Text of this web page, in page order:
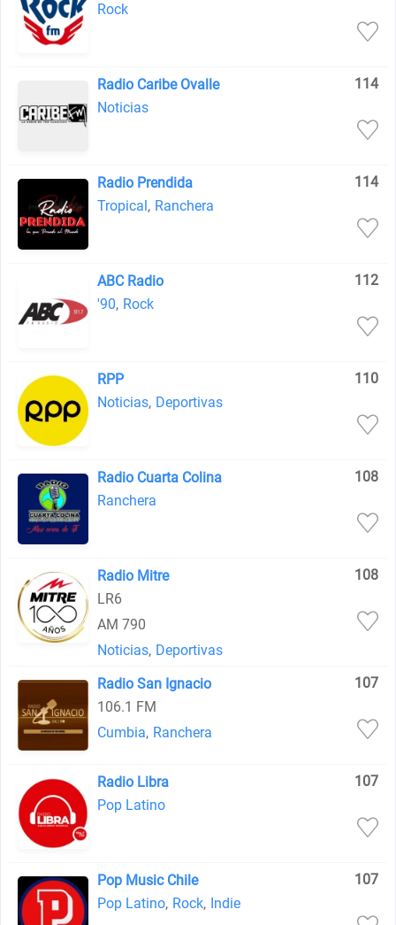
Rock
Radio Caribe Ovalle
114
Noticias
Radio Prendida
114
Tropical, Ranchera
ABC Radio
112
'90, Rock
RPP
110
Noticias, Deportivas
Radio Cuarta Colina
108
Ranchera
Radio Mitre
108
LR6
AM 790
Noticias, Deportivas
Radio San Ignacio
107
106.1 FM
Cumbia, Ranchera
Radio Libra
107
Pop Latino
Pop Music Chile
107
Pop Latino, Rock, Indie